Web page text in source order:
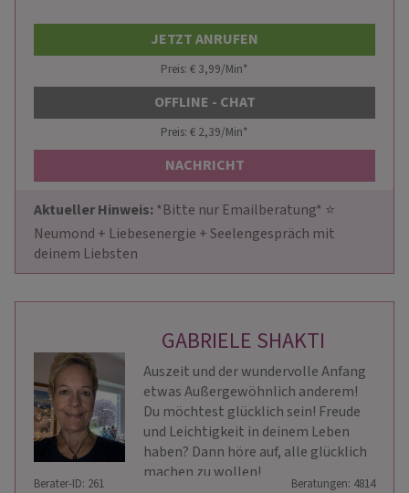
JETZT ANRUFEN
Preis: € 3,99/Min*
OFFLINE - CHAT
Preis: € 2,39/Min*
NACHRICHT
Aktueller Hinweis: *Bitte nur Emailberatung* ⭐
️Neumond + Liebesenergie + Seelengespräch mit
deinem Liebsten
GABRIELE SHAKTI
Auszeit und der wundervolle Anfang
etwas Außergewöhnlich anderem!
Du möchtest glücklich sein! Freude
und Leichtigkeit in deinem Leben
haben? Dann höre auf, alle glücklich
machen zu wollen!
Berater-ID: 261 Beratungen: 4814